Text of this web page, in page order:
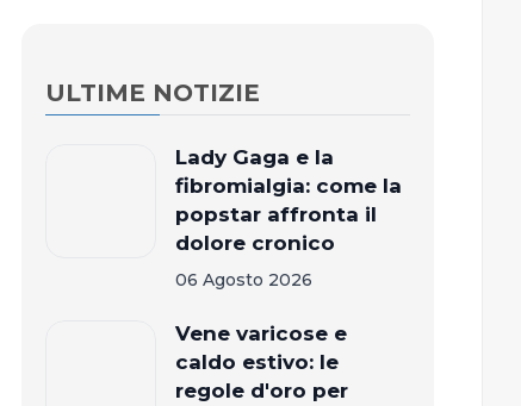
ULTIME NOTIZIE
Lady Gaga e la
fibromialgia: come la
popstar affronta il
dolore cronico
06 Agosto 2026
Vene varicose e
caldo estivo: le
regole d'oro per